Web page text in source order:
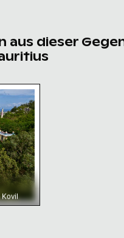
aus dieser
Kovil
Kovil